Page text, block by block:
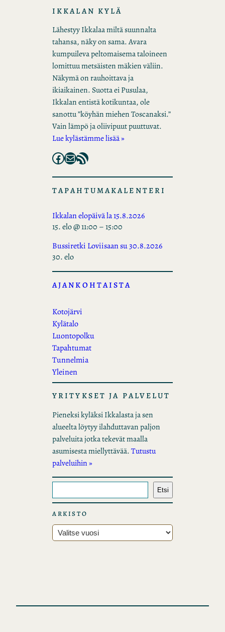
IKKALAN KYLÄ
Lähestyy Ikkalaa miltä suunnalta
tahansa, näky on sama. Avara
kumpuileva peltomaisema taloineen
lomittuu metsäisten mäkien väliin.
Näkymä on rauhoittava ja
ikiaikainen. Suotta ei Pusulaa,
Ikkalan entistä kotikuntaa, ole
sanottu ”köyhän miehen Toscanaksi.”
Vain lämpö ja oliivipuut puuttuvat.
Lue kylästämme lisää »
Facebook Mail RSS Feed
TAPAHTUMAKALENTERI
Ikkalan elopäivä la 15.8.2026
15. elo @ 11:00 –15:00
Bussiretki Loviisaan su 30.8.2026
30. elo
AJANKOHTAISTA
Kotojärvi
Kylätalo
Luontopolku
Tapahtumat
Tunnelmia
Yleinen
YRITYKSET JA PALVELUT
Pieneksi kyläksi Ikkalasta ja sen
alueelta löytyy ilahduttavan paljon
palveluita jotka tekevät maalla
asumisesta miellyttävää.Tutustu
palveluihin »
t
s
i
Etsi
ARKISTO
A
r